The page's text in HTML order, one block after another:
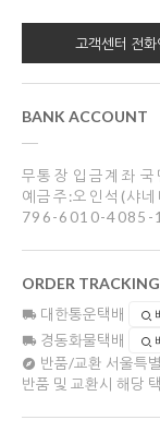
고객센터 전화
BANK ACCOUNT
무통장 입금계좌 국
예금주:오인석(샤네
796-6010-4085-
ORDER TRACKING
대한통운택배
경동화물택배
반품/교환 서울특
반품 및 교환시 해당